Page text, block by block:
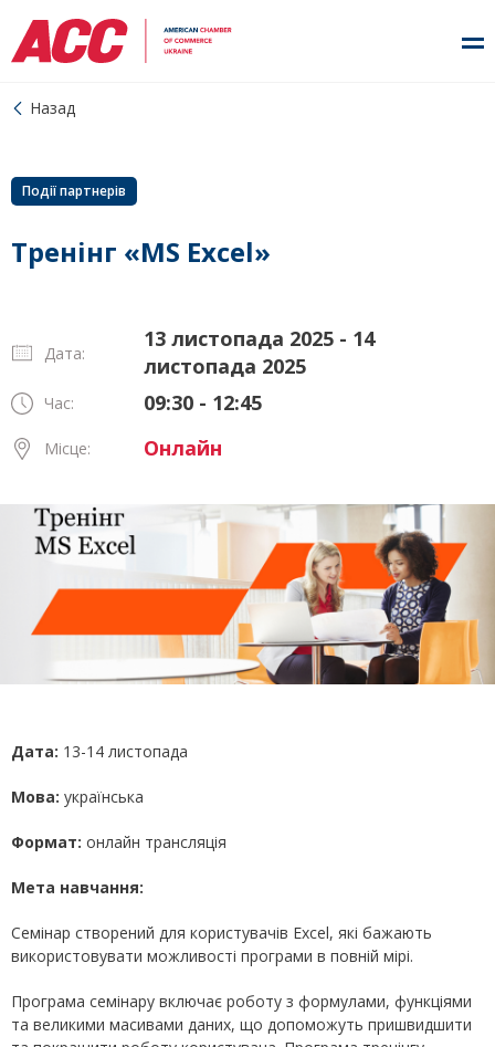
Назад
Події партнерів
Тренінг «MS Excel»
Дата:
13 листопада 2025 - 14
листопада 2025
Час: 09:30 - 12:45
Місце: Онлайн
Дата: 13-14 листопада
Мова: українська
Формат: онлайн трансляція
Мета навчання:
Семінар створений для користувачів Excel, які бажають
використовувати можливості програми в повній мірі.
Програма семінару включає роботу з формулами, функціями
та великими масивами даних, що допоможуть пришвидшити